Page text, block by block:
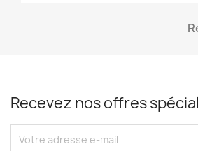
Recevez nos offres